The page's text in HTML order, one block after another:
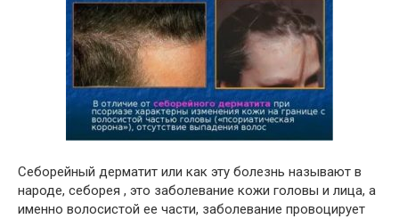
Себорейный дерматит или как эту болезнь называют в
народе, себорея , это заболевание кожи головы и лица, а
именно волосистой ее части, заболевание провоцирует